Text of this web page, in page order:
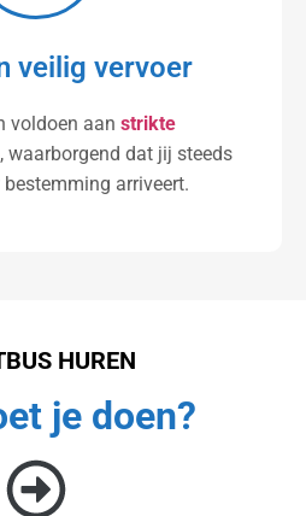
veilig vervoer
voldoen aan strikte
, waarborgend dat jij steeds
arriveert.
HUREN
je doen?